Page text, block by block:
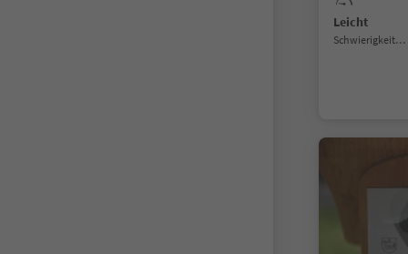
Leicht
Schwierigkeitsgrad